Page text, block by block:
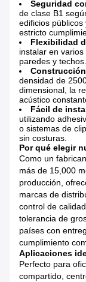
Seguridad
de clase B1
edificios
estricto
Flexibilidad
instalar en
paredes y techos.
densidad de
dimensional, la
acústico
Fácil de
utilizando
o sistemas de
sin costuras.
Por qué elegir
Como un
más de 15,000
producción,
marcas de
control de
tolerancia de
países con
cumplimiento
Aplicaciones
Perfecto para
compartido,